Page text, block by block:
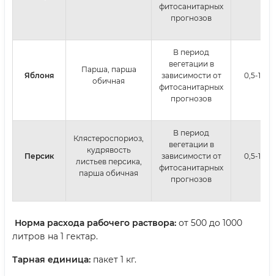
фитосанитарных
прогнозов
Яблоня
Парша, парша
обичная
В период
вегетации в
зависимости от
фитосанитарных
прогнозов
0,5-1,0
Персик
Клястероспориоз,
кудрявость
листьев персика,
парша обичная
В период
вегетации в
зависимости от
фитосанитарных
прогнозов
0,5-1,0
Норма расхода рабочего раствора: от 500 до 1000
литров на 1 гектар.
Тарная единица: пакет 1 кг.